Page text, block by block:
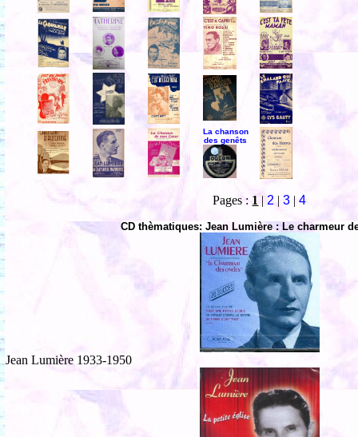
La chanson
des genêts
Pages : 1 | 2 |3 |4
CD thèmatiques: Jean Lumière : Le charmeur
Jean Lumière 1933-1950